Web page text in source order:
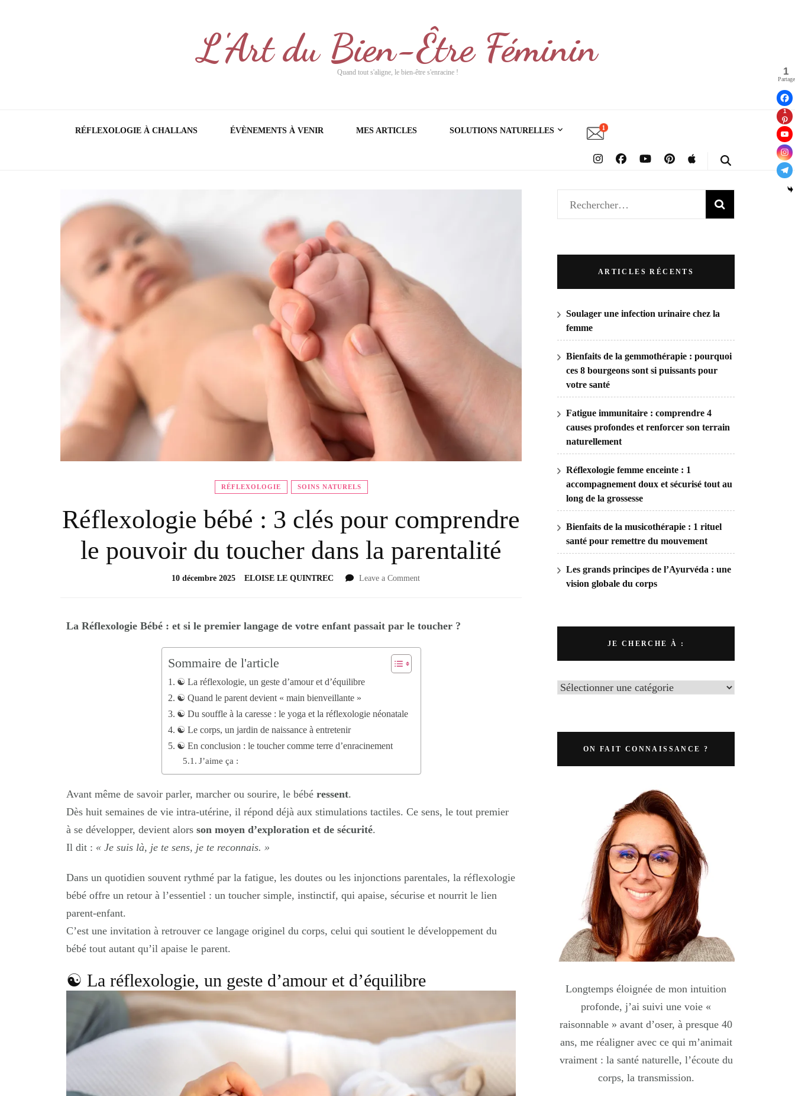
L'Art du Bien-Être Féminin
Quand tout s'aligne, le bien-être s'enracine !
RÉFLEXOLOGIE À CHALLANS ÉVÈNEMENTS À VENIR MES ARTICLES SOLUTIONS NATURELLES
RÉFLEXOLOGIE SOINS NATURELS
Réflexologie bébé : 3 clés pour comprendre
le pouvoir du toucher dans la parentalité
ELOISE LE QUINTREC
10 décembre 2025 Leave a Comment
La Réflexologie Bébé : et si le premier langage de votre enfant passait par le toucher ?
Sommaire de l'article
☯︎ La réflexologie, un geste d’amour et d’équilibre
☯︎ Quand le parent devient « main bienveillante »
☯︎ Du souffle à la caresse : le yoga et la réflexologie néonatale
☯︎ Le corps, un jardin de naissance à entretenir
☯︎ En conclusion : le toucher comme terre d’enracinement
J’aime ça :
Avant même de savoir parler, marcher ou sourire, le bébé ressent.
Dès huit semaines de vie intra-utérine, il répond déjà aux stimulations tactiles. Ce sens, le tout premier
à se développer, devient alors son moyen d’exploration et de sécurité.
Il dit : « Je suis là, je te sens, je te reconnais. »
Dans un quotidien souvent rythmé par la fatigue, les doutes ou les injonctions parentales, la réflexologie
bébé offre un retour à l’essentiel : un toucher simple, instinctif, qui apaise, sécurise et nourrit le lien
parent-enfant.
C’est une invitation à retrouver ce langage originel du corps, celui qui soutient le développement du
bébé tout autant qu’il apaise le parent.
☯︎ La réflexologie, un geste d’amour et d’équilibre
1
Partage
1
ARTICLES RÉCENTS
Soulager une infection urinaire chez la
femme
Bienfaits de la gemmothérapie : pourquoi
ces 8 bourgeons sont si puissants pour
votre santé
Fatigue immunitaire : comprendre 4
causes profondes et renforcer son terrain
naturellement
Réflexologie femme enceinte : 1
accompagnement doux et sécurisé tout au
long de la grossesse
Bienfaits de la musicothérapie : 1 rituel
santé pour remettre du mouvement
Les grands principes de l’Ayurvéda : une
vision globale du corps
JE CHERCHE À :
ON FAIT CONNAISSANCE ?
Longtemps éloignée de mon intuition
profonde, j’ai suivi une voie «
raisonnable » avant d’oser, à presque 40
ans, me réaligner avec ce qui m’animait
vraiment : la santé naturelle, l’écoute du
corps, la transmission.